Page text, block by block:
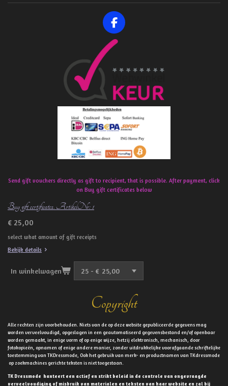
F
a
c
b
o
k
Send gift vouchers directly as gift to recipient, that is possible. After payment, click
on Buy gift certificates below
Buy gift certificates. ArtikelNr: 1
€ 25,00
select what amount of gift receipts
Bekijk details
In winkelwagen
Copyright
Alle rechten zijn voorbehouden. Niets van de op deze website gepubliceerde gegevens mag
worden verveelvoudigd, opgeslagen in een geautomatiseerd gegevensbestand en/of openbaar
worden gemaakt, in enige vorm of op enige wijze, hetzij elektronisch, mechanisch, door
fotokopieën, opnamen of enige andere manier, zonder uitdrukkelijke voorafgaande schriftelijke
toestemming van TKDressmode, Ook het gebruik van merk- en productnamen van TKdressmode
op zoekmachines gerichte teksten is niet toegestaan.
TK Dressmode hanteert een actief en strikt beleid in de controle van ongevraagde
verveelvoudiging of misbruik van materialen en teksten van haar website en zal bij